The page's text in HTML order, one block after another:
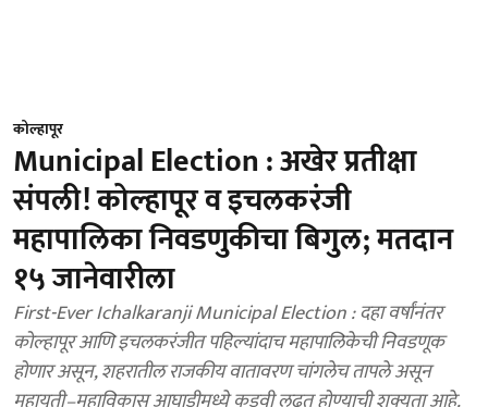
कोल्हापूर
Municipal Election : अखेर प्रतीक्षा
संपली! कोल्हापूर व इचलकरंजी
महापालिका निवडणुकीचा बिगुल; मतदान
१५ जानेवारीला
First-Ever Ichalkaranji Municipal Election : दहा वर्षांनंतर
कोल्हापूर आणि इचलकरंजीत पहिल्यांदाच महापालिकेची निवडणूक
होणार असून, शहरातील राजकीय वातावरण चांगलेच तापले असून